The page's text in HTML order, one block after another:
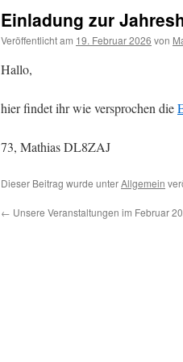
Einladung zur
Veröffentlicht am 19. Februar 2026 von
Hallo,
hier findet ihr wie versprochen die
73, Mathias DL8ZAJ
Dieser Beitrag wurde unterAllgemein
← Unsere Veranstaltungen im Februar